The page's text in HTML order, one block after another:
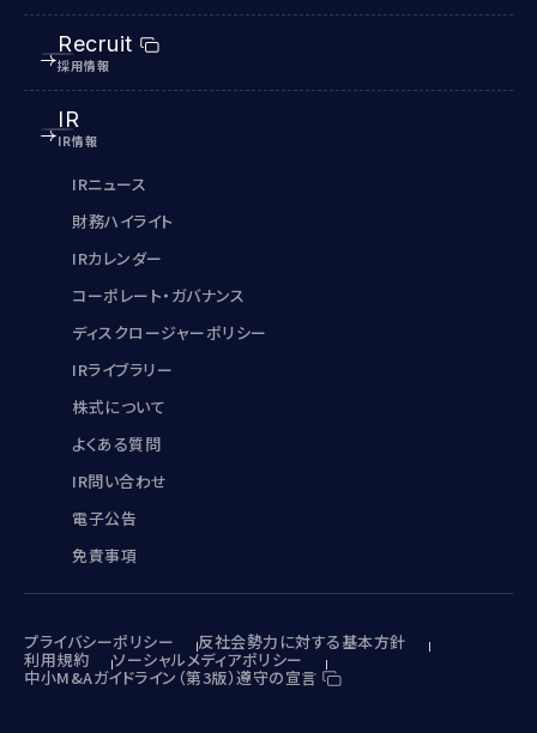
Recruit
採用情報
プライバシーポリシー 反社会勢力に対する基本方針
利用規約 ソーシャルメディアポリシー
中小M&Aガイドライン（第3版）遵守の宣言
IR
IR情報
IRニュース
財務ハイライト
IRカレンダー
コーポレート・ガバナンス
ディスクロージャーポリシー
IRライブラリー
株式について
よくある質問
IR問い合わせ
電子公告
免責事項